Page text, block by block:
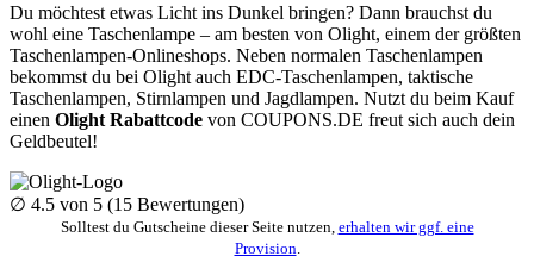
Du möchtest etwas Licht ins Dunkel bringen? Dann brauchst du
wohl eine Taschenlampe – am besten von Olight, einem der größten
Taschenlampen-Onlineshops. Neben normalen Taschenlampen
bekommst du bei Olight auch EDC-Taschenlampen, taktische
Taschenlampen, Stirnlampen und Jagdlampen. Nutzt du beim Kauf
einen Olight Rabattcode von COUPONS.DE freut sich auch dein
Geldbeutel!
∅ 4.5 von 5 (15 Bewertungen)
Solltest du Gutscheine dieser Seite nutzen, erhalten wir ggf. eine
Provision